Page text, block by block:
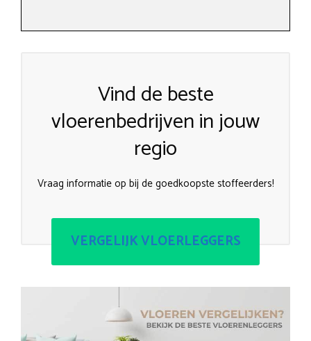
Vind de beste
vloerenbedrijven in jouw
regio
Vraag informatie op bij de goedkoopste stoffeerders!
VERGELIJK VLOERLEGGERS